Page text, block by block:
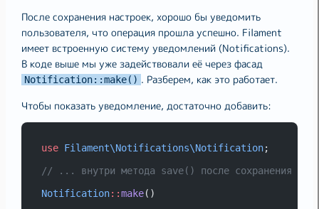
После сохранения настроек, хорошо бы уведомить
пользователя, что операция прошла успешно. Filament
имеет встроенную систему уведомлений (Notifications).
В коде выше мы уже задействовали её через фасад
Notification::make() . Разберем, как это работает.
Чтобы показать уведомление, достаточно добавить:
use Filament\Notifications\Notification;
// ... внутри метода save() после сохранения ...
Notification::make()